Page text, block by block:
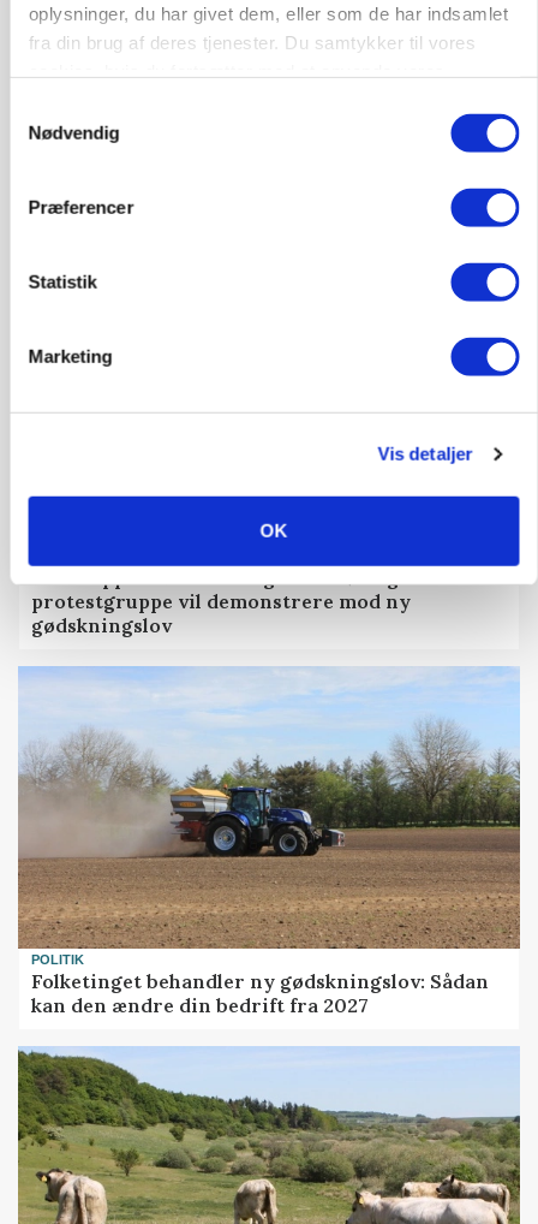
oplysninger, du har givet dem, eller som de har indsamlet
fra din brug af deres tjenester. Du samtykker til vores
Nødvendig
Præferencer
Statistik
Marketing
Vis detaljer
OK
Annonce
marked for biokul
protestgruppe vil demonstrere mod ny
gødskningslov
POLITIK
Folketinget behandler ny gødskningslov: Sådan
kan den ændre din bedrift fra 2027